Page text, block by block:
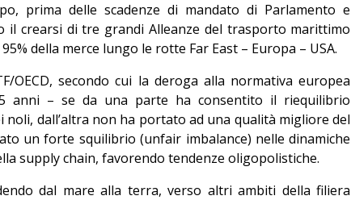
prima delle scadenze di mandato di Parlamento e
il crearsi di tre grandi Alleanze del trasporto marittimo
della merce lungo le rotte Far East – Europa – USA.
OECD, secondo cui la deroga alla normativa europea
anni – se da una parte ha consentito il riequilibrio
noli, dall’altra non ha portato ad una qualità migliore del
un forte squilibrio (unfair imbalance) nelle dinamiche
supply chain, favorendo tendenze oligopolistiche.
dal mare alla terra, verso altri ambiti della filiera